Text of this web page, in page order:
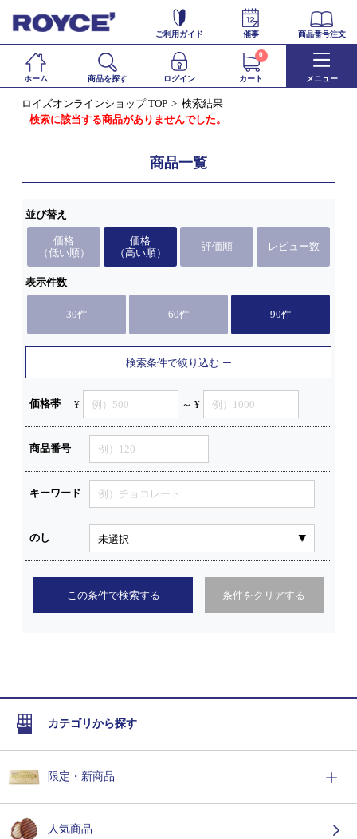
ご利用ガイド 催事 商品番号注文
ホーム 商品を探す ログイン カート
0
メニュー
ロイズオンラインショップ TOP
検索結果
検索に該当する商品がありませんでした。
商品一覧
並び替え
価格
（低い順）
価格
（高い順）
評価順 レビュー数
表示件数
30件 60件 90件
検索条件で絞り込む
価格帯 ¥ ～ ¥
商品番号
キーワード
のし
この条件で検索する 条件をクリアする
カテゴリから探す
限定・新商品
人気商品